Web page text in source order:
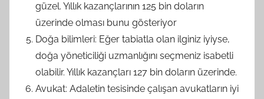
güzel. Yıllık kazançlarının 125 bin doların
üzerinde olması bunu gösteriyor
Doğa bilimleri: Eğer tabiatla olan ilginiz iyiyse,
doğa yöneticiliği uzmanlığını seçmeniz isabetli
olabilir. Yıllık kazançları 127 bin doların üzerinde.
Avukat: Adaletin tesisinde çalışan avukatların iyi